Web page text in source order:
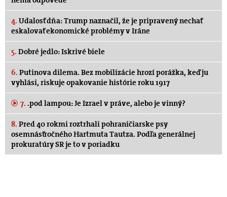
4. Udalosť dňa: Trump naznačil, že je pripravený nechať
eskalovať ekonomické problémy v Iráne
5. Dobré jedlo: Iskrivé biele
6. Putinova dilema. Bez mobilizácie hrozí porážka, keď ju
vyhlási, riskuje opakovanie histórie roku 1917
7. .pod lampou: Je Izrael v práve, alebo je vinný?
8. Pred 40 rokmi roztrhali pohraničiarske psy
osemnásťročného Hartmuta Tautza. Podľa generálnej
prokuratúry SR je to v poriadku